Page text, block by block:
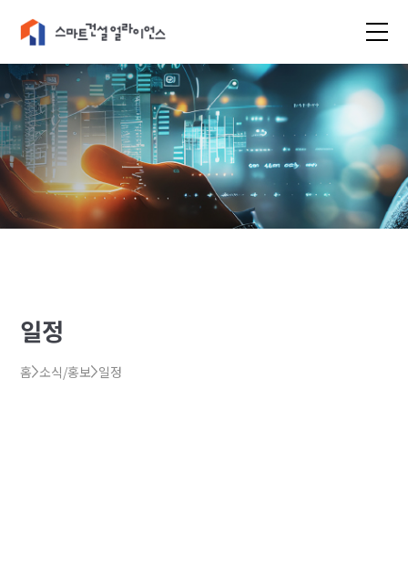
일정
홈 소식/홍보 일정